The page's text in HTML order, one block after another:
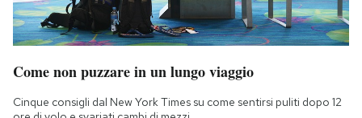
Come non puzzare in un lungo viaggio
Cinque consigli dal New York Times su come sentirsi puliti dopo 12